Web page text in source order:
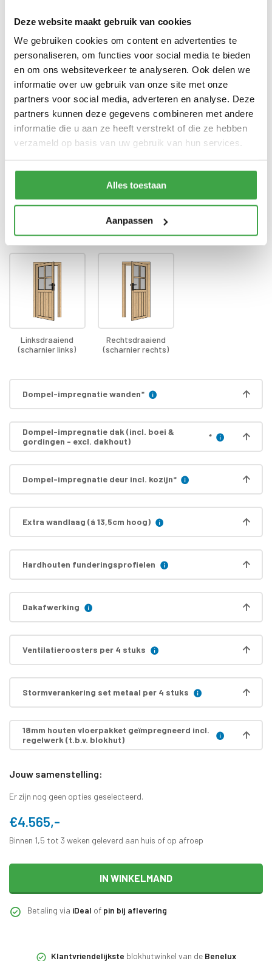
Deze website maakt gebruik van cookies
We gebruiken cookies om content en advertenties te
personaliseren, om functies voor social media te bieden
en om ons websiteverkeer te analyseren. Ook delen we
informatie over uw gebruik van onze site met onze
partners voor social media, adverteren en analyse. Deze
partners kunnen deze gegevens combineren met andere
informatie die u aan ze heeft verstrekt of die ze hebben
verzameld op basis van uw gebruik van hun services.
Alles toestaan
Aanpassen
Dakbedekking
EPDM uit 1 stuk geleverd incl.
kit, dakdoorvoer en regenpijp
tot aan maaiveld - 10 jaar
garantie
Deur
Enkele deur zonder drempel -
voorzien van echt glas
Doorloophoogte deur 188 cm
Bevestigingsmaterialen
Alle bevestigingsmaterialen
zijn inbegrepen
Gratis thuisbezorgd - In
Nederland
Linksdraaiend
(scharnier links)
Rechtsdraaiend
(scharnier rechts)
Dompel-impregnatie wanden*
Dompel-impregnatie dak (incl. boei &
gordingen - excl. dakhout)
*
Dompel-impregnatie deur incl. kozijn*
Extra wandlaag (á 13,5cm hoog)
Hardhouten funderingsprofielen
Dakafwerking
Ventilatieroosters per 4 stuks
Stormverankering set metaal per 4 stuks
18mm houten vloerpakket geïmpregneerd incl.
regelwerk (t.b.v. blokhut)
Jouw samenstelling:
Er zijn nog geen opties geselecteerd.
€4.565,-
Binnen 1,5 tot 3 weken geleverd aan huis of op afroep
IN WINKELMAND
Betaling via iDeal of pin bij aflevering
Klantvriendelijkste blokhutwinkel van de Benelux